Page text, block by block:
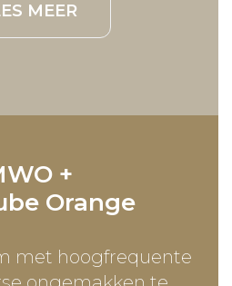
MEER
+
Orange
met hoogfrequente